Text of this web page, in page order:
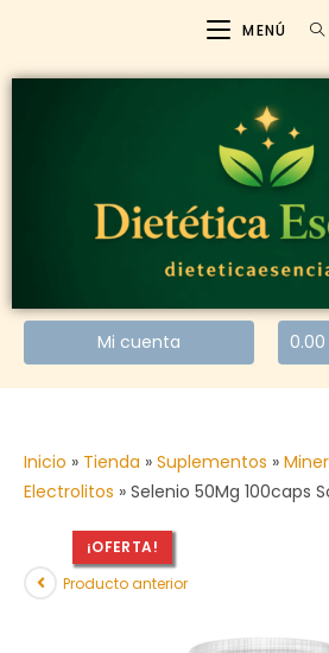
MENÚ
Mi cuenta 0.00
Inicio » Tienda » Suplementos »
Electrolitos » Selenio 50Mg 100caps
¡OFERTA!
Producto anterior